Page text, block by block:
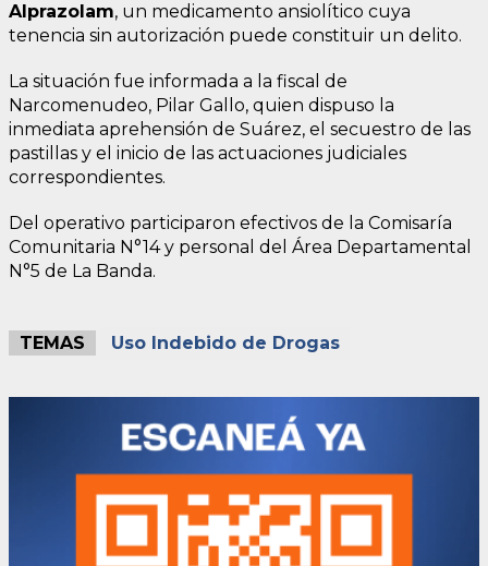
Alprazolam, un medicamento ansiolítico cuya
tenencia sin autorización puede constituir un delito.
La situación fue informada a la fiscal de
Narcomenudeo, Pilar Gallo, quien dispuso la
inmediata aprehensión de Suárez, el secuestro de las
pastillas y el inicio de las actuaciones judiciales
correspondientes.
Del operativo participaron efectivos de la Comisaría
Comunitaria N°14 y personal del Área Departamental
N°5 de La Banda.
TEMAS Uso Indebido de Drogas